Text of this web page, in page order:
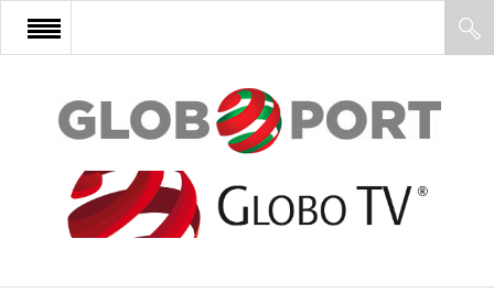
FŐOLDAL
AFRIKA